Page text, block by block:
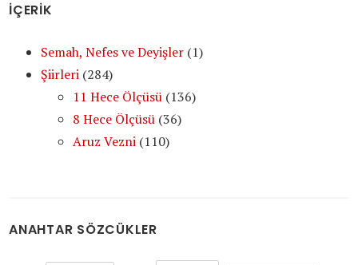
İÇERİK
Semah, Nefes ve Deyişler (1)
Şiirleri (284)
11 Hece Ölçüsü (136)
8 Hece Ölçüsü (36)
Aruz Vezni (110)
ANAHTAR SÖZCÜKLER